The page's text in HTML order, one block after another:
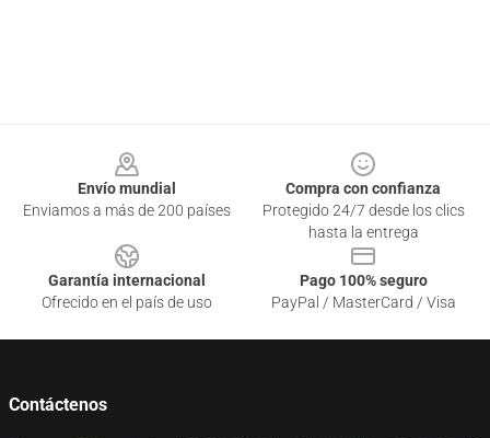
Envío mundial
Enviamos a más de 200 países
Compra con confianza
Protegido 24/7 desde los clics
hasta la entrega
Garantía internacional
Ofrecido en el país de uso
Pago 100% seguro
PayPal / MasterCard / Visa
Contáctenos